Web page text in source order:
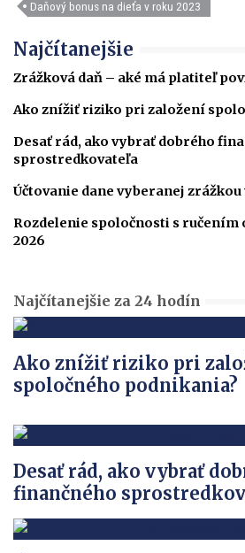
Daňový bonus na dieťa v roku 2023
Najčítanejšie
Zrážková daň – aké má platiteľ
Ako znížiť riziko pri založení
Desať rád, ako vybrať dobrého
sprostredkovateľa
Účtovanie dane vyberanej zrážkou
Rozdelenie spoločnosti s ručením
2026
Najčítanejšie za 24 hodín
Ako znížiť riziko pri
spoločného podnikania?
Desať rád, ako vybrať
finančného